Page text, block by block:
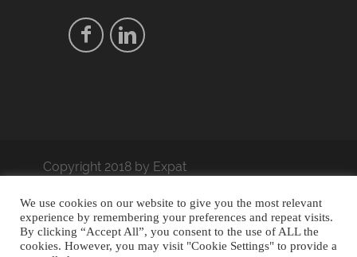
Copyright 2018 by Expat
Themes| Powered by
WordPress
We use cookies on our website to give you the most relevant
experience by remembering your preferences and repeat visits.
By clicking “Accept All”, you consent to the use of ALL the
cookies. However, you may visit "Cookie Settings" to provide a